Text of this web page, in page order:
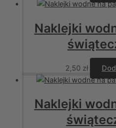
Naklejki
2,50 zł
Naklejki